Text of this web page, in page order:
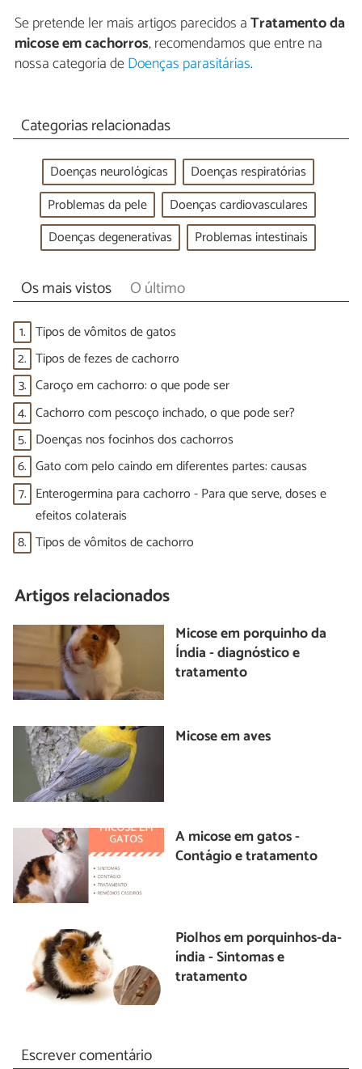
Se pretende ler mais artigos parecidos aTratamento da
micose em cachorros, recomendamos que entre na
nossa categoria deDoenças parasitárias.
Categorias relacionadas
Doenças neurológicas
Doenças respiratórias
Problemas da pele
Doenças cardiovasculares
Doenças degenerativas
Problemas intestinais
Os mais vistos O último
1. Tipos de vômitos de gatos
2. Tipos de fezes de cachorro
3. Caroço em cachorro: o que pode ser
4. Cachorro com pescoço inchado, o que pode ser?
5. Doenças nos focinhos dos cachorros
6. Gato com pelo caindo em diferentes partes: causas
7. Enterogermina para cachorro - Para que serve, doses e
efeitos colaterais
8. Tipos de vômitos de cachorro
Artigos relacionados
Micose em porquinho da
Índia - diagnóstico e
tratamento
Micose em aves
A micose em gatos -
Contágio e tratamento
Piolhos em porquinhos-da-
índia - Sintomas e
tratamento
Escrever comentário